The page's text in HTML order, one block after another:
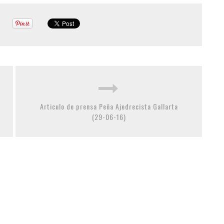
Articulo de prensa Peña Ajedrecista Gallarta
(29-06-16)